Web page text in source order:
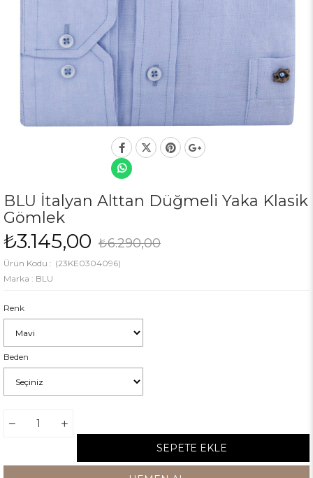
BLU İtalyan Alttan Düğmeli Yaka Klasik
Gömlek
₺6.290,00
₺3.145,00
(23KE0304096)
Marka : BLU
Renk
Beden